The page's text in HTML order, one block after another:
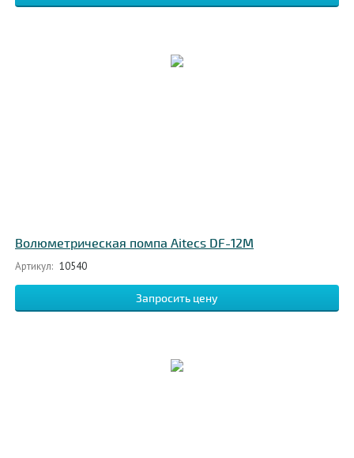
Волюметрическая помпа Aitecs DF-12M
Артикул: 10540
Запросить цену